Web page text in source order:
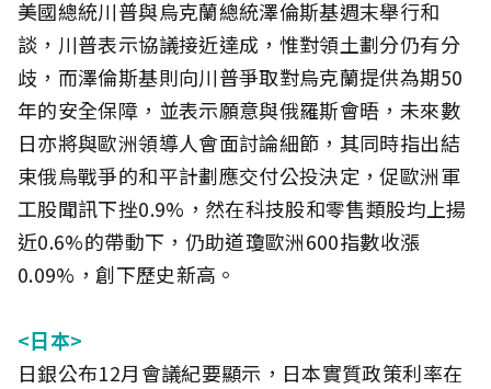
美國總統川普與烏克蘭總統澤倫斯基週末舉行和
談，川普表示協議接近達成，惟對領土劃分仍有分
歧，而澤倫斯基則向川普爭取對烏克蘭提供為期50
年的安全保障，並表示願意與俄羅斯會晤，未來數
日亦將與歐洲領導人會面討論細節，其同時指出結
束俄烏戰爭的和平計劃應交付公投決定，促歐洲軍
工股聞訊下挫0.9%，然在科技股和零售類股均上揚
近0.6%的帶動下，仍助道瓊歐洲600指數收漲
0.09%，創下歷史新高。
<日本>
日銀公布12月會議紀要顯示，日本實質政策利率在